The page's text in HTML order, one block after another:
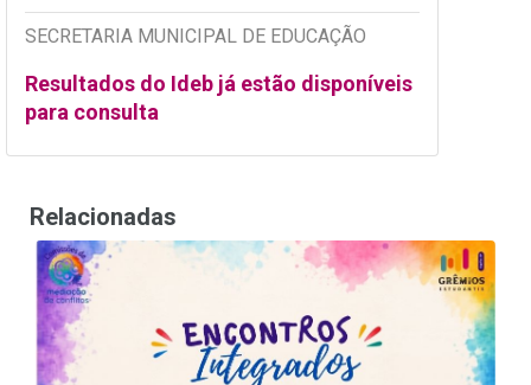
SECRETARIA MUNICIPAL DE EDUCAÇÃO
Resultados do Ideb já estão disponíveis
para consulta
Relacionadas